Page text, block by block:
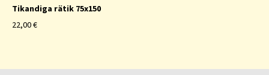
Tikandiga rätik 75x150
22,00 €